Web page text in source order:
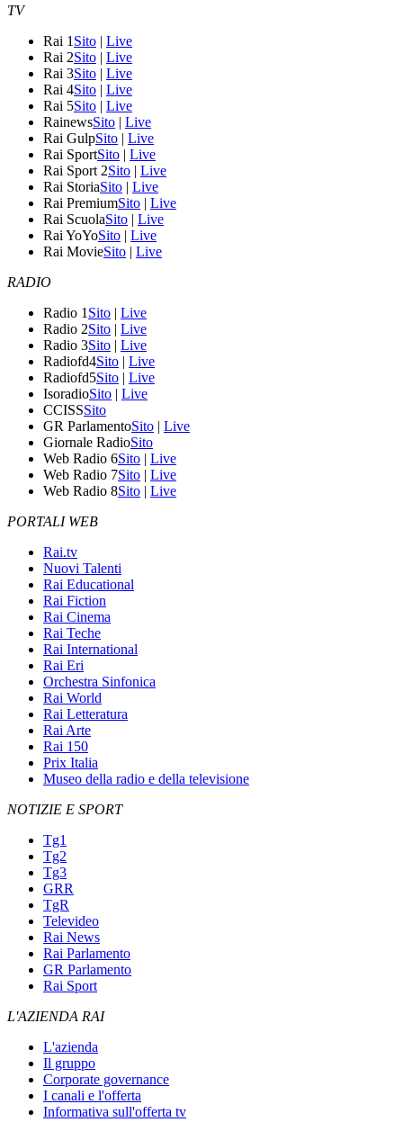
TV
Rai 1 Sito | Live
Rai 2Sito | Live
Rai 3Sito | Live
Rai 4Sito | Live
Rai 5Sito | Live
RainewsSito | Live
Rai GulpSito | Live
Rai SportSito | Live
Rai Sport 2Sito | Live
Rai StoriaSito | Live
Rai PremiumSito | Live
Rai ScuolaSito | Live
Rai YoYoSito | Live
Rai MovieSito | Live
RADIO
Radio 1 Sito | Live
Radio 2Sito | Live
Radio 3Sito | Live
Radiofd4Sito | Live
Radiofd5Sito | Live
IsoradioSito | Live
CCISSSito
GR ParlamentoSito | Live
Giornale RadioSito
Web Radio 6Sito | Live
Web Radio 7Sito | Live
Web Radio 8Sito | Live
PORTALI WEB
Rai.tv
Nuovi Talenti
Rai Educational
Rai Fiction
Rai Cinema
Rai Teche
Rai International
Rai Eri
Orchestra Sinfonica
Rai World
Rai Letteratura
Rai Arte
Rai 150
Prix Italia
Museo della radio e della televisione
NOTIZIE E SPORT
Tg1
Tg2
Tg3
GRR
TgR
Televideo
Rai News
Rai Parlamento
GR Parlamento
Rai Sport
L'AZIENDA RAI
L'azienda
Il gruppo
Corporate governance
I canali e l'offerta
Informativa sull'offerta tv